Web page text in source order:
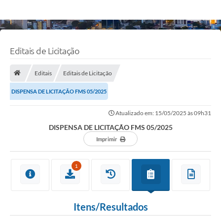
Editais de Licitação
Editais Editais de Licitação
DISPENSA DE LICITAÇÃO FMS 05/2025
Atualizado em: 15/05/2025 às 09h31
DISPENSA DE LICITAÇÃO FMS 05/2025
Imprimir
1
Itens/Resultados